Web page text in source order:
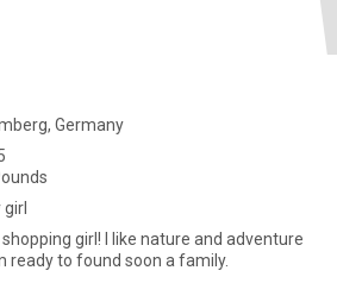
Germany
girl! I like nature and adventure
ready to found soon a family.